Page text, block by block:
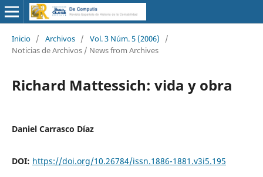
Inicio / Archivos / Vol. 3 Núm. 5 (2006)
/
Noticias de Archivos / News from Archives
Richard Mattessich: vida y obra
Daniel Carrasco Díaz
DOI: https://doi.org/10.26784/issn.1886-1881.v3i5.195